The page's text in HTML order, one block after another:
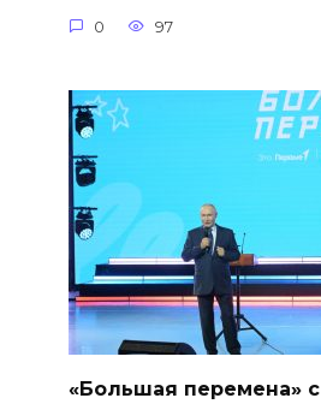
0 97
«Большая перемена» с